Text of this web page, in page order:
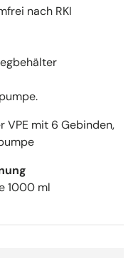
nach RKI
VPE mit 6 Gebinden,
1000 ml